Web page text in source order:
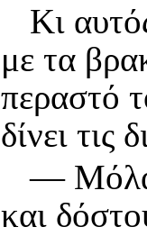
Κι
με τα
περαστό
δίνει τις
— Μόλα,
και